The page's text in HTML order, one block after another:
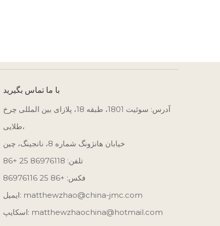
با ما تماس بگیرید
آدرس: سوئیت 1801، طبقه 18، پلازای بین المللی چرخ
طلایی،
فکس: +86 25 86976116
ایمیل: matthewzhao@china-jmc.com
اسکایپ: matthewzhaochina@hotmail.com